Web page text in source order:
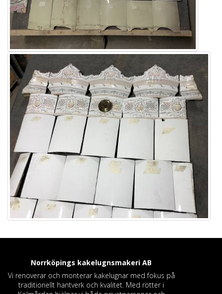
Norrköpings kakelugnsmakeri AB
Vi renoverar och monterar kakelugnar med fokus på
traditionellt hantverk och kvalitet. Med rötter i